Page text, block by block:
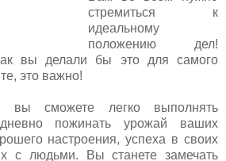
стремиться к
идеальному
положению дел!
вы делали бы это для самого
это важно!
вы сможете легко выполнять
пожинать урожай ваших
настроения, успеха в своих
с людьми. Вы станете замечать